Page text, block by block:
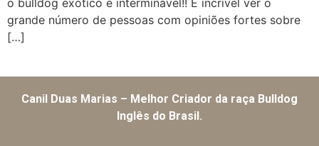
grande número de pessoas com opiniões fortes sobre
[…]
Canil Duas Marias – Melhor Criador da raça Bulldog
Inglês do Brasil.